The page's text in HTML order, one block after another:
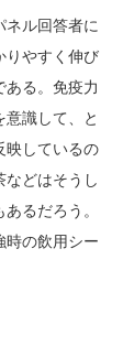
ル回答者に
りやすく伸び
ある。免疫力
識して、と
映しているの
などはそうし
るだろう。
時の飲用シー